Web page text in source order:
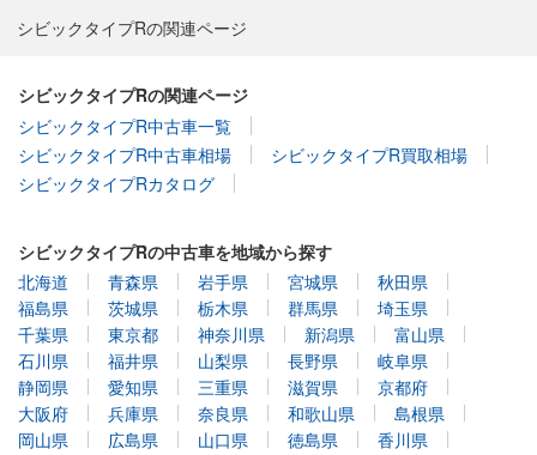
シビックタイプRの関連ページ
シビックタイプRの関連ページ
シビックタイプR中古車一覧
シビックタイプR中古車相場
シビックタイプR買取相場
シビックタイプRカタログ
シビックタイプRの中古車を地域から探す
北海道
青森県 岩手県 宮城県
秋田県
福島県
茨城県 栃木県 群馬県
埼玉県
千葉県
東京都 神奈川県 新潟県
富山県
石川県
福井県 山梨県 長野県
岐阜県
静岡県
愛知県 三重県 滋賀県
京都府
大阪府
兵庫県 奈良県 和歌山県
島根県
岡山県
広島県 山口県 徳島県
香川県